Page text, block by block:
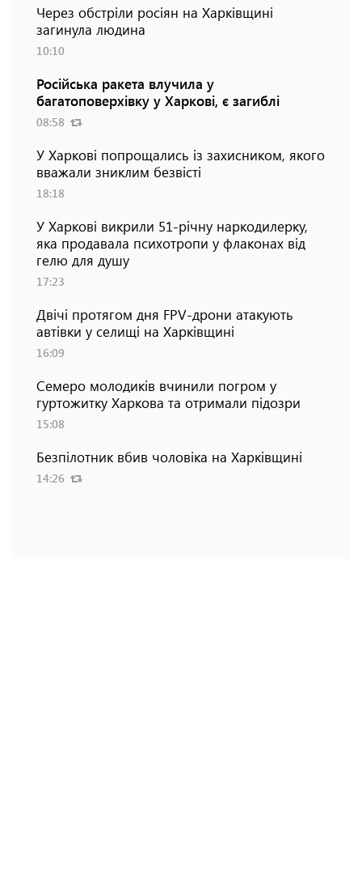
Через обстріли росіян на Харківщині
загинула людина
10:10
Російська ракета влучила у
багатоповерхівку у Харкові, є загиблі
08:58
У Харкові попрощались із захисником, якого
вважали зниклим безвісті
18:18
У Харкові викрили 51-річну наркодилерку,
яка продавала психотропи у флаконах від
гелю для душу
17:23
Двічі протягом дня FPV-дрони атакують
автівки у селищі на Харківщині
16:09
Семеро молодиків вчинили погром у
гуртожитку Харкова та отримали підозри
15:08
Безпілотник вбив чоловіка на Харківщині
14:26